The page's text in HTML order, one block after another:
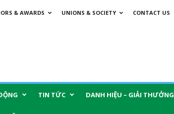
& AWARDS UNIONS & SOCIETY CONTACT US
TIN TỨC DANH HIỆU – GIẢI THƯỞNG